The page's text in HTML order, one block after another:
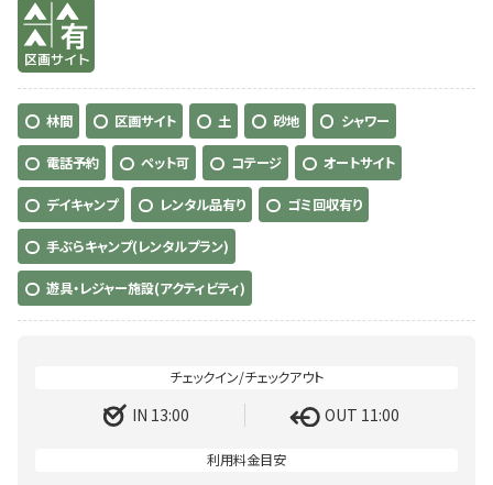
有り
林間 区画サイト 土 砂地 シャワー
電話予約 ペット可 コテージ オートサイト
デイキャンプ レンタル品有り ゴミ回収有り
手ぶらキャンプ(レンタルプラン)
遊具・レジャー施設(アクティビティ)
IN 13:00 OUT 11:00